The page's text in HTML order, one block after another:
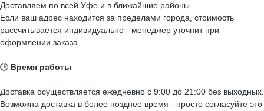
Доставляем по всей Уфе и в ближайшие районы.
Если ваш адрес находится за пределами города, стоимость
рассчитывается индивидуально - менеджер уточнит при
оформлении заказа.
🕒 Время работы
Доставка осуществляется ежедневно с 9:00 до 21:00 без выходных.
Возможна доставка в более позднее время - просто согласуйте это